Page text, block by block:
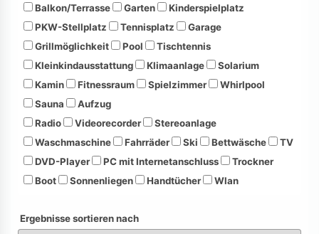
Balkon/Terrasse
Garten
Kinderspielplatz
PKW-Stellplatz
Tennisplatz
Garage
Grillmöglichkeit
Pool
Tischtennis
Kleinkindausstattung
Klimaanlage
Solarium
Kamin
Fitnessraum Spielzimmer
Whirlpool
Sauna
Aufzug
Radio
Videorecorder
Stereoanlage
Waschmaschine
Fahrräder Ski Bettwäsche
TV
DVD-Player
PC mit Internetanschluss
Trockner
Boot
Sonnenliegen Handtücher Wlan
Ergebnisse sortieren nach